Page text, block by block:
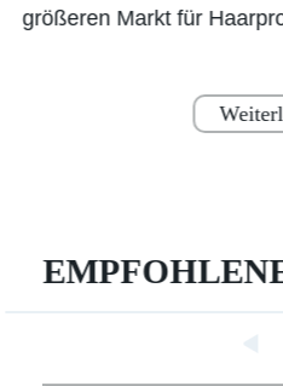
größeren Markt für